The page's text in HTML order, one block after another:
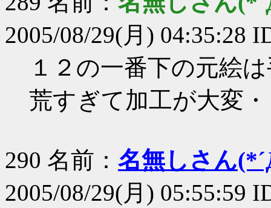
2005/08/29(月) 04:35:28
１２の一番下の元絵
荒すぎて加工が大変
290 名前： 名無しさん
2005/08/29(月) 05:55:59